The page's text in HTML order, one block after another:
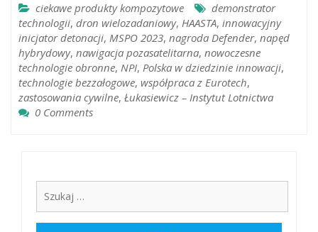
ciekawe produkty kompozytowe
demonstrator
technologii, dron wielozadaniowy, HAASTA, innowacyjny
inicjator detonacji, MSPO 2023, nagroda Defender, napęd
hybrydowy, nawigacja pozasatelitarna, nowoczesne
technologie obronne, NPI, Polska w dziedzinie innowacji,
technologie bezzałogowe, współpraca z Eurotech,
zastosowania cywilne, Łukasiewicz – Instytut Lotnictwa
0 Comments